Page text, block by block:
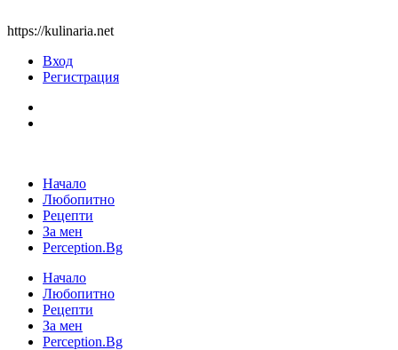
https://kulinaria.net
Вход
Регистрация
Начало
Любопитно
Рецепти
За мен
Perception.Bg
Начало
Любопитно
Рецепти
За мен
Perception.Bg